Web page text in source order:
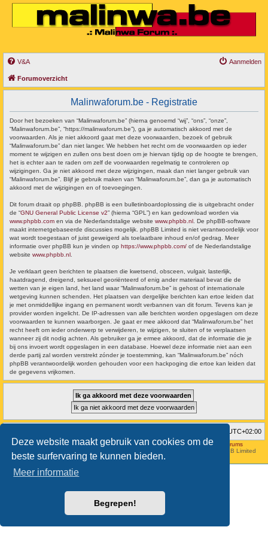
Deze website maakt gebruik van cookies om de
beste surfervaring te kunnen bieden.
Meer informatie
Begrepen!
V&A Aanmelden
Forumoverzicht
Malinwaforum.be - Registratie
Door het bezoeken van “Malinwaforum.be” (hierna genoemd “wij”, “ons”, “onze”,
“Malinwaforum.be”, “https://malinwaforum.be”), ga je automatisch akkoord met de
voorwaarden. Als je niet akkoord gaat met deze voorwaarden, bezoek of gebruik
“Malinwaforum.be” dan niet langer. We hebben het recht om de voorwaarden op ieder
moment te wijzigen en zullen ons best doen om je hiervan tijdig op de hoogte te brengen,
het is echter aan te raden om zelf de voorwaarden regelmatig te controleren op
wijzigingen. Ga je niet akkoord met deze wijzigingen, maak dan niet langer gebruik van
“Malinwaforum.be”. Blijf je gebruik maken van “Malinwaforum.be”, dan ga je automatisch
akkoord met de wijzigingen en of toevoegingen.
Dit forum draait op phpBB. phpBB is een bulletinboardoplossing die is uitgebracht onder
de “GNU General Public License v2” (hierna “GPL”) en kan gedownload worden via
www.phpbb.com en via de Nederlandstalige website www.phpbb.nl . De phpBB-software
maakt internetgebaseerde discussies mogelijk. phpBB Limited is niet verantwoordelijk voor
wat wordt toegestaan of juist geweigerd als toelaatbare inhoud en/of gedrag. Meer
informatie over phpBB kun je vinden op https://www.phpbb.com/ of de Nederlandstalige
website www.phpbb.nl
Je verklaart geen berichten te plaatsen die kwetsend, obsceen, vulgair, lasterlijk,
haatdragend, dreigend, seksueel georiënteerd of enig ander materiaal bevat die de
wetten van je eigen land, het land waar “Malinwaforum.be” is gehost of internationale
wetgeving kunnen schenden. Het plaatsen van dergelijke berichten kan ertoe leiden dat
je met onmiddellijke ingang en permanent wordt verbannen van dit forum. Tevens kan je
provider worden ingelicht. De IP-adressen van alle berichten worden opgeslagen om deze
voorwaarden te kunnen waarborgen. Je gaat er mee akkoord dat “Malinwaforum.be” het
recht heeft om ieder onderwerp te verwijderen, te wijzigen, te sluiten of te verplaatsen
wanneer zij dit nodig achten. Als gebruiker ga je ermee akkoord, dat de informatie die je
bij ons invoert wordt opgeslagen in een database. Hoewel deze informatie niet aan een
derde partij zal worden verstrekt zónder je toestemming, kan “Malinwaforum.be” nóch
phpBB verantwoordelijk worden gehouden voor een hackpoging die ertoe kan leiden dat
de gegevens vrijkomen.
UTC+02:00
Hosted byAviation24.be - Latest News & Breaking Stories - Discussion Forums
® Forum Software © phpBB Limited
Nederlandse vertaling doorphpBB.nl